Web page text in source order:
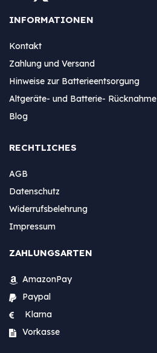
INFORMATIONEN
Kontakt
Zahlung und Versand
Hinweise zur Batterieentsorgung
Altgeräte- und Batterie- Rücknahme
Blog
RECHTLICHES
AGB
Datenschutz
Widerrufsbelehrung
Impressum
ZAHLUNGSARTEN
AmazonPay
Paypal
Klarna
Vorkasse